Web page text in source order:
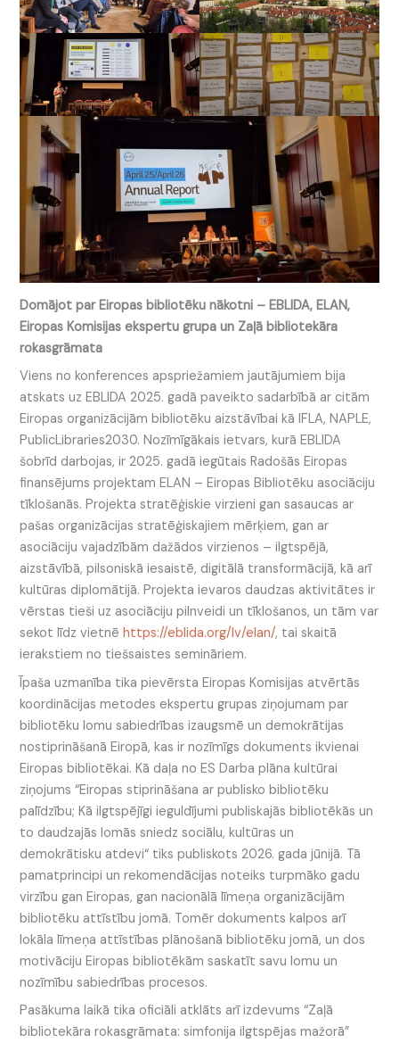
Domājot par Eiropas bibliotēku nākotni – EBLIDA, ELAN,
Eiropas Komisijas ekspertu grupa un Zaļā bibliotekāra
rokasgrāmata
Viens no konferences apspriežamiem jautājumiem bija
atskats uz EBLIDA 2025. gadā paveikto sadarbībā ar citām
Eiropas organizācijām bibliotēku aizstāvībai kā IFLA, NAPLE,
PublicLibraries2030. Nozīmīgākais ietvars, kurā EBLIDA
šobrīd darbojas, ir 2025. gadā iegūtais Radošās Eiropas
finansējums projektam ELAN – Eiropas Bibliotēku asociāciju
tīklošanās. Projekta stratēģiskie virzieni gan sasaucas ar
pašas organizācijas stratēģiskajiem mērķiem, gan ar
asociāciju vajadzībām dažādos virzienos – ilgtspējā,
aizstāvībā, pilsoniskā iesaistē, digitālā transformācijā, kā arī
kultūras diplomātijā. Projekta ievaros daudzas aktivitātes ir
vērstas tieši uz asociāciju pilnveidi un tīklošanos, un tām var
sekot līdz vietnēhttps://eblida.org/lv/elan/, tai skaitā
ierakstiem no tiešsaistes semināriem.
Īpaša uzmanība tika pievērsta Eiropas Komisijas atvērtās
koordinācijas metodes ekspertu grupas ziņojumam par
bibliotēku lomu sabiedrības izaugsmē un demokrātijas
nostiprināšanā Eiropā, kas ir nozīmīgs dokuments ikvienai
Eiropas bibliotēkai. Kā daļa no ES Darba plāna kultūrai
ziņojums “Eiropas stiprināšana ar publisko bibliotēku
palīdzību; Kā ilgtspējīgi ieguldījumi publiskajās bibliotēkās un
to daudzajās lomās sniedz sociālu, kultūras un
demokrātisku atdevi“ tiks publiskots 2026. gada jūnijā. Tā
pamatprincipi un rekomendācijas noteiks turpmāko gadu
virzību gan Eiropas, gan nacionālā līmeņa organizācijām
bibliotēku attīstību jomā. Tomēr dokuments kalpos arī
lokāla līmeņa attīstības plānošanā bibliotēku jomā, un dos
motivāciju Eiropas bibliotēkām saskatīt savu lomu un
nozīmību sabiedrības procesos.
Pasākuma laikā tika oficiāli atklāts arī izdevums “Zaļā
bibliotekāra rokasgrāmata: simfonija ilgtspējas mažorā”